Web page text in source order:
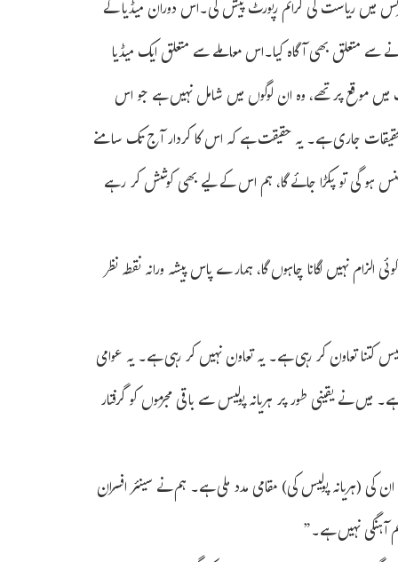
میں ریاست کی کرائم رپورٹ پیش کی۔اس دوران میڈیا کے
سے متعلق بھی آگاہ کیا۔اس معاملے سے متعلق ایک میڈیا
موقع پر تھے، وہ ان لوگوں میں شامل نہیں ہے جو اس
جاری ہے۔ یہ حقیقت ہے کہ اس کا کردار آج تک سامنے
ہو گی تو پکڑا جائے گا، ہم اس کے لیے بھی کوشش کر رہے
نہیں لگانا چاہوں گا، ہمارے پاس پیشہ ورانہ نقطہ نظر
کتنا تعاون کر رہی ہے۔ یہ تعاون نہیں کر رہی ہے۔ یہ عوامی
نے یقینی طور پر ہریانہ پولیس سے باقی مجرموں کو گرفتار
پولیس کی) مقامی مدد ملی ہے۔ ہم نے سینئر افسران
نہیں ہے۔”